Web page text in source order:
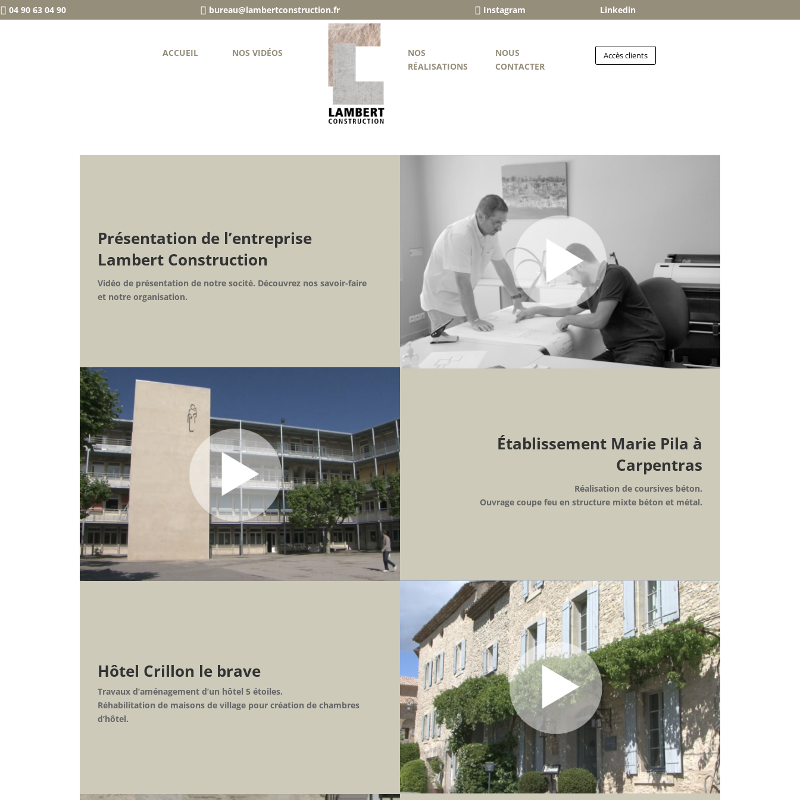
04 90 63 04 90 bureau@lambertconstruction.fr Instagram Linkedin
ACCUEIL NOS VIDÉOS
NOS
RÉALISATIONS
NOUS
CONTACTER
Accès clients
Présentation de l’entreprise
Lambert Construction
Vidéo de présentation de notre socité. Découvrez nos savoir-faire
et notre organisation.
Établissement Marie Pila à
Carpentras
Réalisation de coursives béton.
Ouvrage coupe feu en structure mixte béton et métal.
Hôtel Crillon le brave
Travaux d’aménagement d’un hôtel 5 étoiles.
Réhabilitation de maisons de village pour création de chambres
d’hôtel.